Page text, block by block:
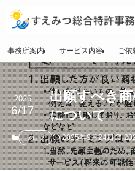
事務所案内 サービス内容 ご依
出願すべき
について
2026
6/17
ブログ 2025年9月24日